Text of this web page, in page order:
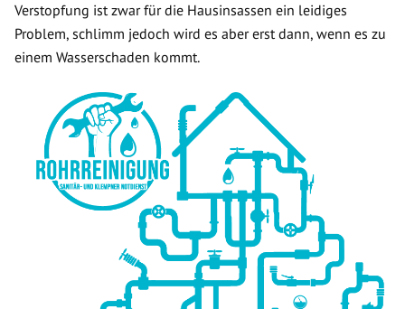
Verstopfung ist zwar für die Hausinsassen ein leidiges
Problem, schlimm jedoch wird es aber erst dann, wenn es zu
einem Wasserschaden kommt.